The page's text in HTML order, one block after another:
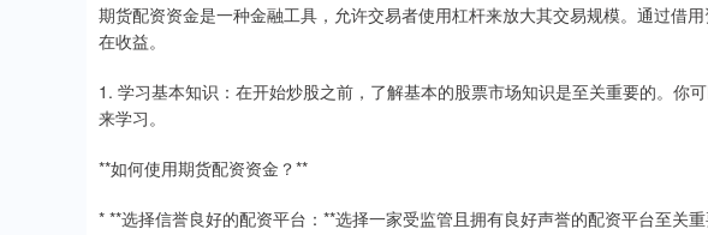
期货配资资金是一种金融工具，允许交易者使用杠杆来放大其交易规模。通过借
在收益。
1. 学习基本知识：在开始炒股之前，了解基本的股票市场知识是至关重要的。你
来学习。
**如何使用期货配资资金？**
* **选择信誉良好的配资平台：**选择一家受监管且拥有良好声誉的配资平台至关重